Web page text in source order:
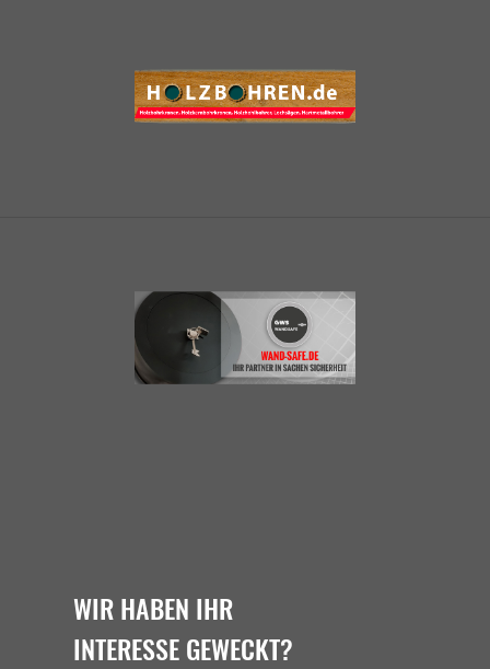
WIR HABEN IHR
INTERESSE GEWECKT?